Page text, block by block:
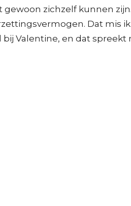
zichzelf kunnen
Dat mis
Valentine, en dat spreekt